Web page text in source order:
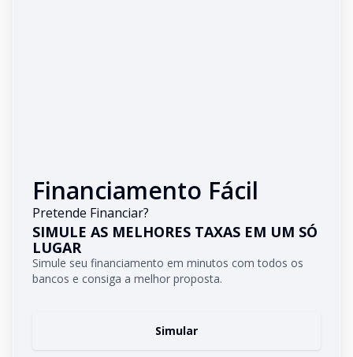
Financiamento Fácil
Pretende Financiar?
SIMULE AS MELHORES TAXAS EM UM SÓ
LUGAR
Simule seu financiamento em minutos com todos os
bancos e consiga a melhor proposta.
Simular